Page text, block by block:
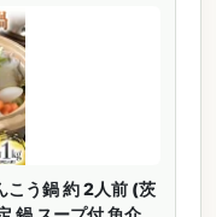
こう鍋 約 2人前 (茨